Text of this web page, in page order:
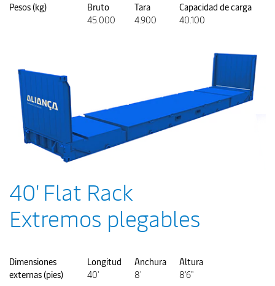
Pesos (kg)
Bruto
45.000
Tara
4.900
Capacidad de carga
40.100
40' Flat Rack
Extremos plegables
Dimensiones
externas (pies)
Longitud
40'
Anchura
8'
Altura
8'6"